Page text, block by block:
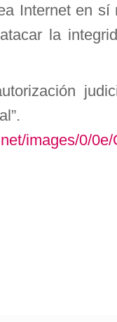
Internet en
la
images/0/